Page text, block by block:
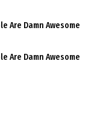
Are Damn Awesome
Are Damn Awesome